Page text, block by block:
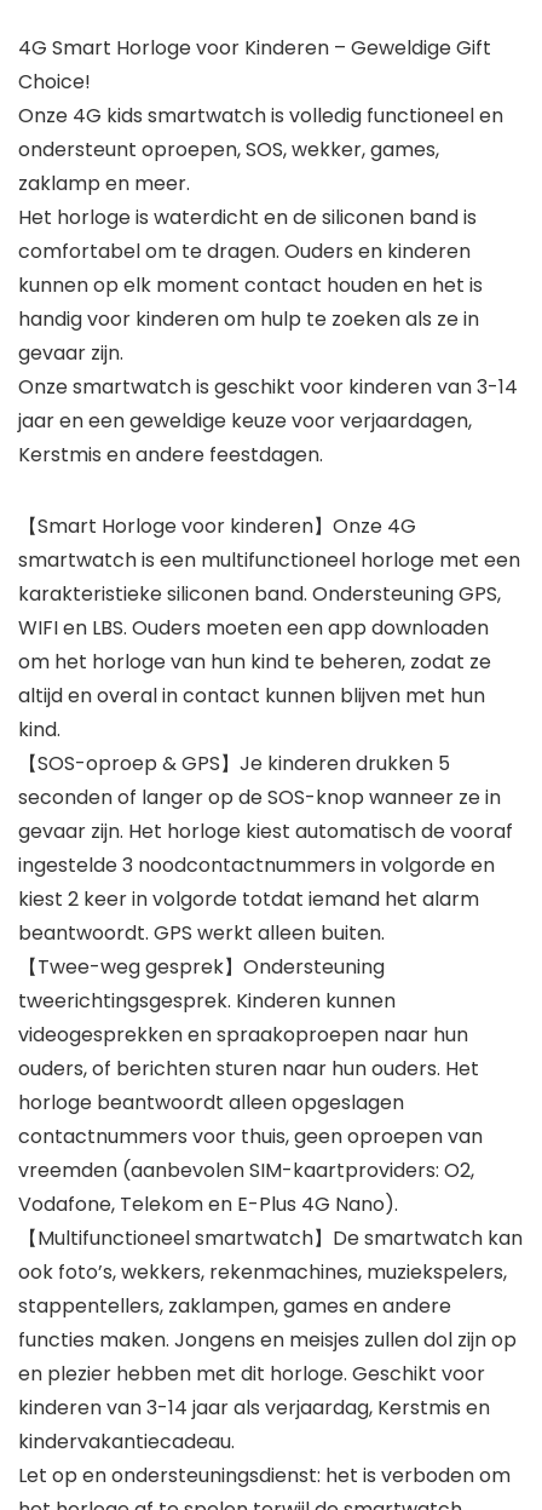
4G Smart Horloge voor Kinderen – Geweldige Gift
Choice!
Onze 4G kids smartwatch is volledig functioneel en
ondersteunt oproepen, SOS, wekker, games,
zaklamp en meer.
Het horloge is waterdicht en de siliconen band is
comfortabel om te dragen. Ouders en kinderen
kunnen op elk moment contact houden en het is
handig voor kinderen om hulp te zoeken als ze in
gevaar zijn.
Onze smartwatch is geschikt voor kinderen van 3-14
jaar en een geweldige keuze voor verjaardagen,
Kerstmis en andere feestdagen.
【Smart Horloge voor kinderen】Onze 4G
smartwatch is een multifunctioneel horloge met een
karakteristieke siliconen band. Ondersteuning GPS,
WIFI en LBS. Ouders moeten een app downloaden
om het horloge van hun kind te beheren, zodat ze
altijd en overal in contact kunnen blijven met hun
kind.
【SOS-oproep & GPS】Je kinderen drukken 5
seconden of langer op de SOS-knop wanneer ze in
gevaar zijn. Het horloge kiest automatisch de vooraf
ingestelde 3 noodcontactnummers in volgorde en
kiest 2 keer in volgorde totdat iemand het alarm
beantwoordt. GPS werkt alleen buiten.
【Twee-weg gesprek】Ondersteuning
tweerichtingsgesprek. Kinderen kunnen
videogesprekken en spraakoproepen naar hun
ouders, of berichten sturen naar hun ouders. Het
horloge beantwoordt alleen opgeslagen
contactnummers voor thuis, geen oproepen van
vreemden (aanbevolen SIM-kaartproviders: O2,
Vodafone, Telekom en E-Plus 4G Nano).
【Multifunctioneel smartwatch】De smartwatch kan
ook foto’s, wekkers, rekenmachines, muziekspelers,
stappentellers, zaklampen, games en andere
functies maken. Jongens en meisjes zullen dol zijn op
en plezier hebben met dit horloge. Geschikt voor
kinderen van 3-14 jaar als verjaardag, Kerstmis en
kindervakantiecadeau.
Let op en ondersteuningsdienst: het is verboden om